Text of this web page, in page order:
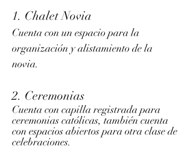
1. Chalet Novia
Cuenta con un espacio para la
organización y alistamiento de la
novia.
2. Ceremonias
Cuenta con capilla registrada para
ceremonias católicas, también cuenta
con espacios abiertos para otra clase de
celebraciones.